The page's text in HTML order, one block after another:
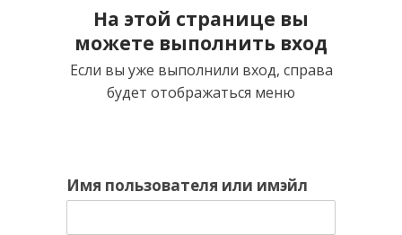
На этой странице вы
можете выполнить вход
Если вы уже выполнили вход, справа
будет отображаться меню
Имя пользователя или имэйл